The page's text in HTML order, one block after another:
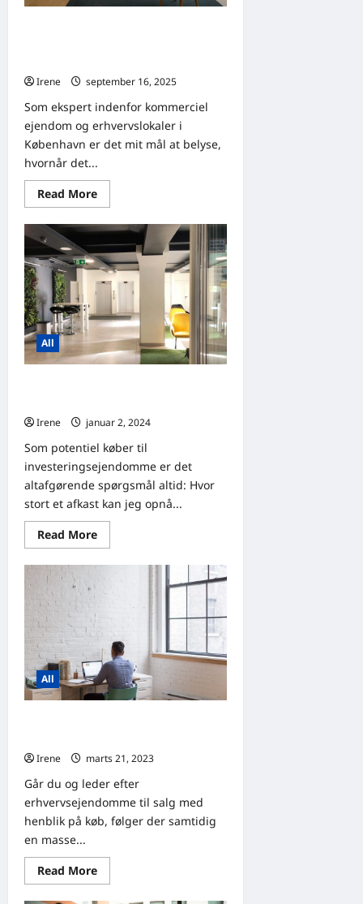
Irene
september 16, 2025
Som ekspert indenfor kommerciel
ejendom og erhvervslokaler i
København er det mit mål at belyse,
hvornår det...
Read MoreRead
more
Hvor
man
arbejde
i
København:
forretningscentre
kontra
coworking-
kontorer
All
Irene
januar 2, 2024
Som potentiel køber til
investeringsejendomme er det
altafgørende spørgsmål altid: Hvor
stort et afkast kan jeg opnå...
Read MoreRead
more
Hvad
er
det
forventede
for
investeringsejendomme?
All
Irene
marts 21, 2023
Går du og leder efter
erhvervsejendomme til salg med
henblik på køb, følger der samtidig
en masse...
Read MoreRead
more